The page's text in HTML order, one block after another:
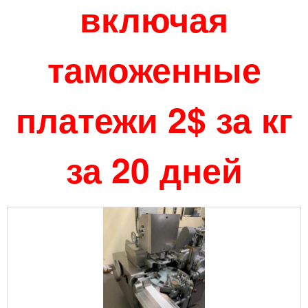
включая
таможенные
платежи 2$ за кг
за 20 дней